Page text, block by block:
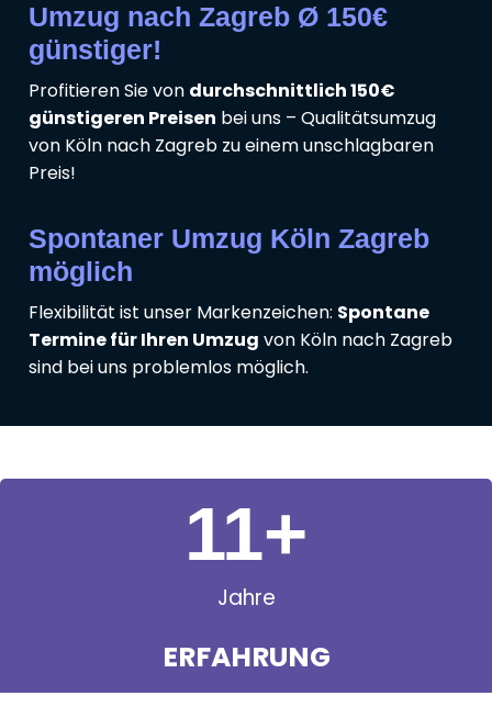
Umzug nach Zagreb Ø 150€
günstiger!
Profitieren Sie von durchschnittlich 150€
günstigeren Preisen bei uns – Qualitätsumzug
von Köln nach Zagreb zu einem unschlagbaren
Preis!
Spontaner Umzug Köln Zagreb
möglich
Flexibilität ist unser Markenzeichen: Spontane
Termine für Ihren Umzug von Köln nach Zagreb
sind bei uns problemlos möglich.
Jahre
ERFAHRUNG
11+